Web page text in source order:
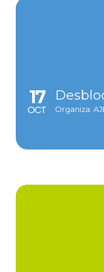
17
OCT Organiza: